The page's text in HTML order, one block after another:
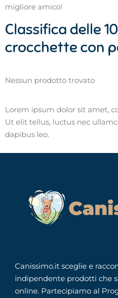
migliore amico!
Classifica delle
crocchette con
Nessun prodotto trovato
Lorem ipsum dolor sit amet,
Ut elit tellus, luctus nec
dapibus leo.
Canissimo.it sceglie e
indipendente prodotti che
online. Partecipiamo al